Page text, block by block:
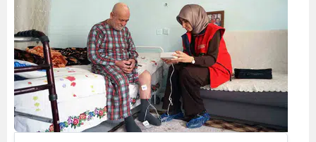
Bolu
Burdur
Bursa
Çanakkale